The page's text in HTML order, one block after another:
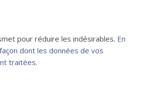
pour réduire les indésirables. En
dont les données de vos
traitées.